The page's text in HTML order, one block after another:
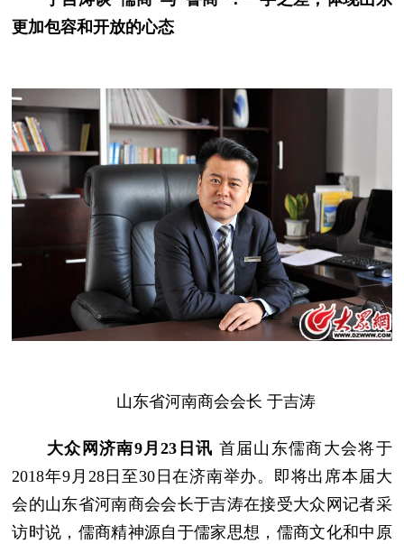
更加包容和开放的心态
山东省河南商会会长 于吉涛
大众网济南9月23日讯 首届山东儒商大会将于
2018年9月28日至30日在济南举办。即将出席本届大
会的山东省河南商会会长于吉涛在接受大众网记者采
访时说，儒商精神源自于儒家思想，儒商文化和中原